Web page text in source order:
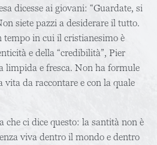
dicesse ai giovani: “Guardate, si
siete pazzi a desiderare il tutto.
tempo in cui il cristianesimo è
e della “credibilità”, Pier
limpida e fresca. Non ha formule
da raccontare e con la quale
che ci dice questo: la santità non è
viva dentro il mondo e dentro